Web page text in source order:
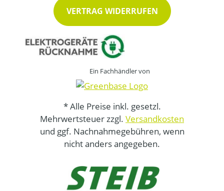
VERTRAG WIDERRUFEN
Ein Fachhändler von
* Alle Preise inkl. gesetzl.
Mehrwertsteuer zzgl. Versandkosten
und ggf. Nachnahmegebühren, wenn
nicht anders angegeben.